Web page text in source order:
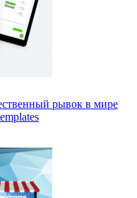
рывок в мире